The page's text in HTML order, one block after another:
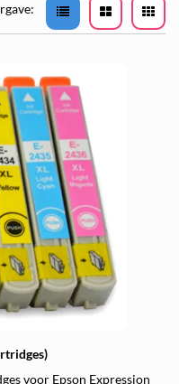
voor Epson Expression